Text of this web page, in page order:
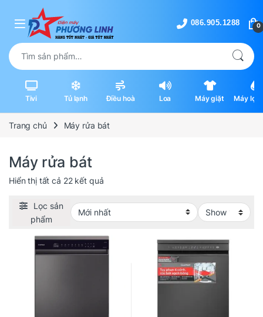
Skip to navigation
Skip to content
0
Tìm kiếm:
Tivi Tủ lạnh Điều hoà Loa Máy giặt
Máy lọc
Trang chủ Máy rửa bát
Máy rửa bát
Hiển thị tất cả 22 kết quảĐược sắp xếp theo mới nhất
Lọc sản
phẩm